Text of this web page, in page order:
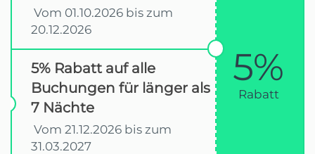
Vom 01.10.2026 bis zum
20.12.2026
5% Rabatt auf alle
Buchungen für länger als
7 Nächte
Vom 21.12.2026 bis zum
31.03.2027
5%
Rabatt